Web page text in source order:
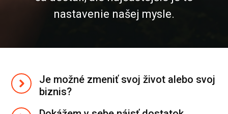
nastavenie našej mysle.
Je možné zmeniť svoj život alebo svoj
biznis?